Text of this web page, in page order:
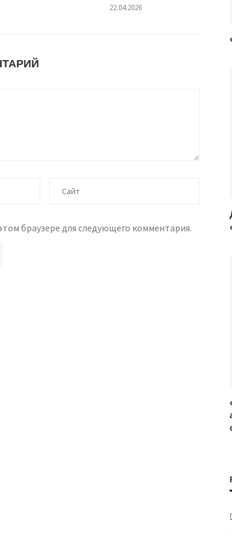
22.04.2026
браузере для следующего комментария.